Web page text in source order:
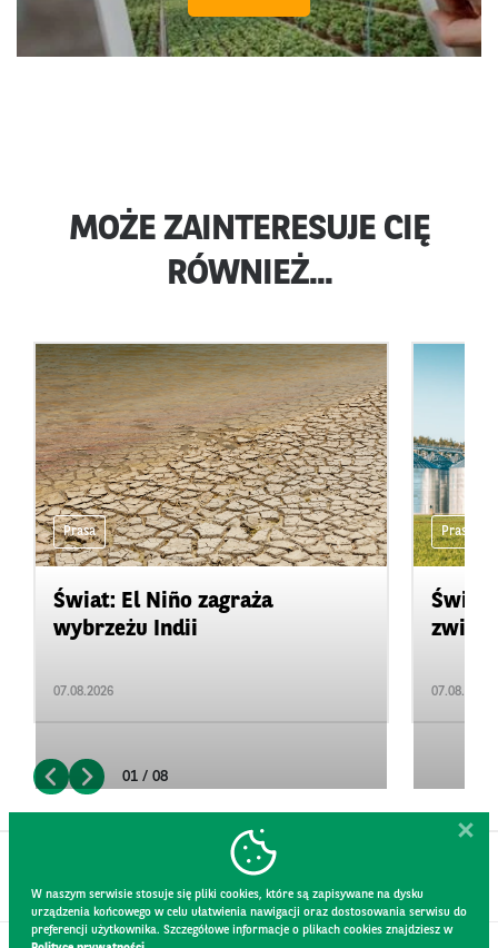
MOŻE ZAINTERESUJE CIĘ
RÓWNIEŻ...
Prasa
Świat: El Niño zagraża
wybrzeżu Indii
07.08.2026
Prasa
07.08.2026
01 / 08
W naszym serwisie stosuje się pliki cookies, które są zapisywane na dysku
urządzenia końcowego w celu ułatwienia nawigacji oraz dostosowania serwisu do
preferencji użytkownika. Szczegółowe informacje o plikach cookies znajdziesz w